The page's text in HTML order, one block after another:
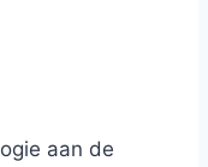
aan de